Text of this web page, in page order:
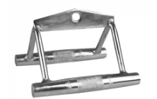
Lampi de veghe
Mobilier Birou
Saltele de infasat
Scaun masa copii